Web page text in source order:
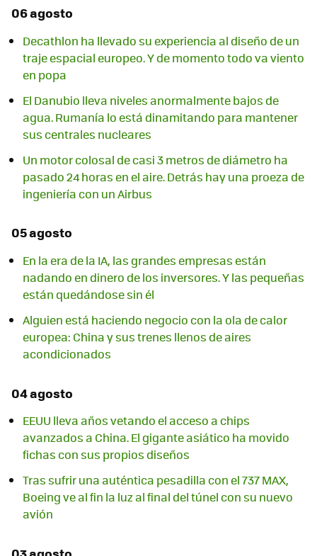
06 agosto
Decathlon ha llevado su experiencia al diseño de un
traje espacial europeo. Y de momento todo va viento
en popa
El Danubio lleva niveles anormalmente bajos de
agua. Rumanía lo está dinamitando para mantener
sus centrales nucleares
Un motor colosal de casi 3 metros de diámetro ha
pasado 24 horas en el aire. Detrás hay una proeza de
ingeniería con un Airbus
05 agosto
En la era de la IA, las grandes empresas están
nadando en dinero de los inversores. Y las pequeñas
están quedándose sin él
Alguien está haciendo negocio con la ola de calor
europea: China y sus trenes llenos de aires
acondicionados
04 agosto
EEUU lleva años vetando el acceso a chips
avanzados a China. El gigante asiático ha movido
fichas con sus propios diseños
Tras sufrir una auténtica pesadilla con el 737 MAX,
Boeing ve al fin la luz al final del túnel con su nuevo
avión